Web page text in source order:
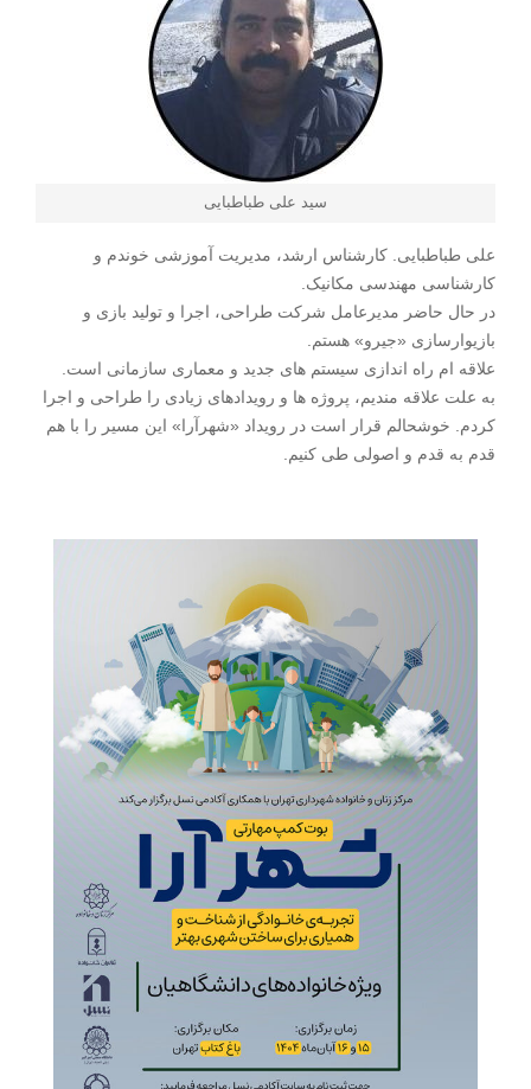
سید علی طباطبایی
علی طباطبایی. کارشناس ارشد، مدیریت آموزشی خوندم و
کارشناسی مهندسی مکانیک.
در حال حاضر مدیرعامل شرکت طراحی، اجرا و تولید بازی و
بازیوارسازی «جیرو» هستم.
علاقه ام راه اندازی سیستم های جدید و معماری سازمانی است.
به علت علاقه مندیم، پروژه ها و رویدادهای زیادی را طراحی و اجرا
کردم. خوشحالم قرار است در رویداد «شهرآرا» این مسیر را با هم
قدم به قدم و اصولی طی کنیم.